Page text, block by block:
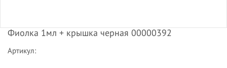
Фиолка 1мл + крышка черная 00000392
Артикул: